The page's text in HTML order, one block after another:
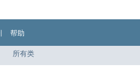
帮助
所有类